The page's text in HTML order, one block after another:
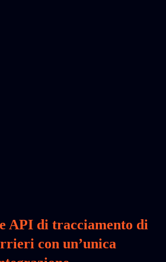
API di tracciamento di
con un’unica